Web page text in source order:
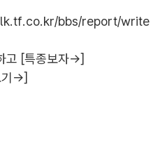
bbs/report/write
고 [특종보자→]
기→]